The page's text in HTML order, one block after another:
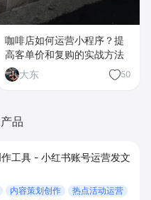
咖啡店如何运营小程序？提
高客单价和复购的实战方法
大东
50
品
工具 - 小红书账号运营发文
内容策划创作
热点活动运营